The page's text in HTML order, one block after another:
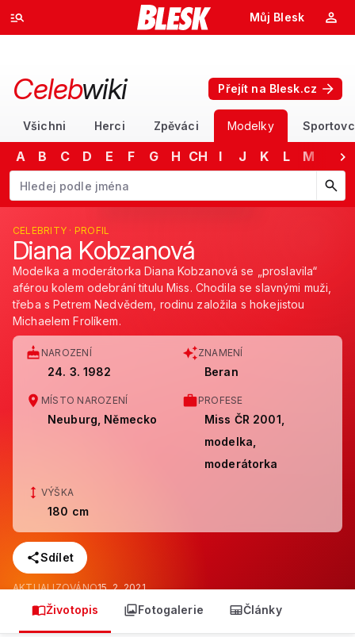
Můj Blesk
Celebwiki Přejít na Blesk.cz
Všichni Herci Zpěváci Modelky
A B C D E F G H CH I J K L M
Začněte psát jméno. Šipkami dolů a nahoru procházejte návrhy,
CELEBRITY · PROFIL
Diana Kobzanová
Modelka a moderátorka Diana Kobzanová se „proslavila“
aférou kolem odebrání titulu Miss. Chodila se slavnými muži,
třeba s Petrem Nedvědem, rodinu založila s hokejistou
Michaelem Frolíkem.
NAROZENÍ
24. 3. 1982
ZNAMENÍ
Beran
MÍSTO NAROZENÍ
Neuburg, Německo
PROFESE
Miss ČR 2001,
modelka,
moderátorka
VÝŠKA
180 cm
Sdílet
AKTUALIZOVÁNO15. 2. 2021
Životopis Fotogalerie Články